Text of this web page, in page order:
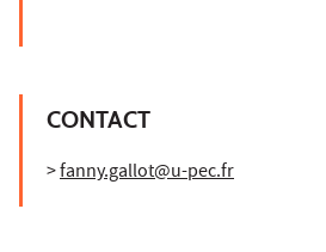
CONTACT
>fanny.gallot@u-pec.fr